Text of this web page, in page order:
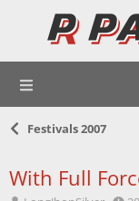
Festivals 2007
With Full